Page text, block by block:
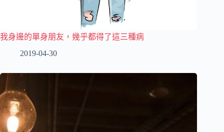
我身邊的單身朋友，幾乎都得了這三種病
2019-04-30